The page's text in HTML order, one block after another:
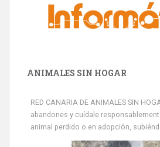
ANIMALES SIN HOGAR
RED CANARIA DE ANIMALES SIN
abandones y cuídale
animal perdido o en adopción,
Minni desaparecido
» Míralo en todos los navegadores y en